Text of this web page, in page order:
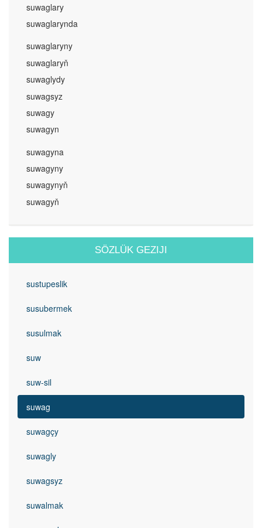
suwaglary
suwaglarynda
suwaglaryny
suwaglaryň
suwaglydy
suwagsyz
suwagy
suwagyn
suwagyna
suwagyny
suwagynyň
suwagyň
SÖZLÜK GEZIJI
sustupeslik
susubermek
susulmak
suw
suw-sil
suwag
suwagçy
suwagly
suwagsyz
suwalmak